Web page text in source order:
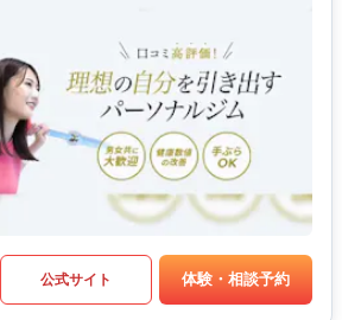
公式サイト 体験・相談予約